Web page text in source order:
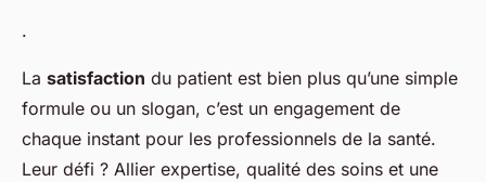
Les méthodes pour améliorer
la satisfaction des patients
chez les professionnels de la
santé
.
La satisfaction du patient est bien plus qu’une simple
formule ou un slogan, c’est un engagement de
chaque instant pour les professionnels de la santé.
Leur défi ? Allier expertise, qualité des soins et une